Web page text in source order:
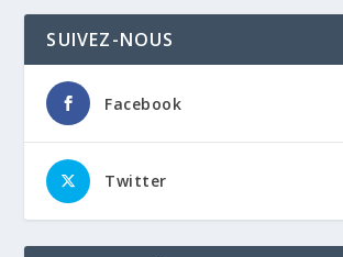
SUIVEZ-NOUS
Facebook
Twitter